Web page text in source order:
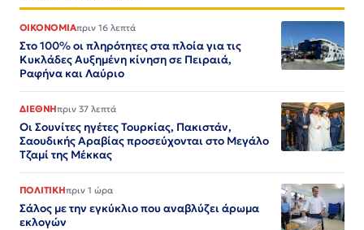
ΟΙΚΟΝΟΜΙΑπριν 16 λεπτά
Στο 100% οι πληρότητες στα πλοία για τις
Κυκλάδες Αυξημένη κίνηση σε Πειραιά,
Ραφήνα και Λαύριο
ΔΙΕΘΝΗπριν 37 λεπτά
Οι Σουνίτες ηγέτες Τουρκίας, Πακιστάν,
Σαουδικής Αραβίας προσεύχονται στο Μεγάλο
Τζαμί της Μέκκας
ΠΟΛΙΤΙΚΗπριν 1 ώρα
Σάλος με την εγκύκλιο που αναβλύζει άρωμα
εκλογών